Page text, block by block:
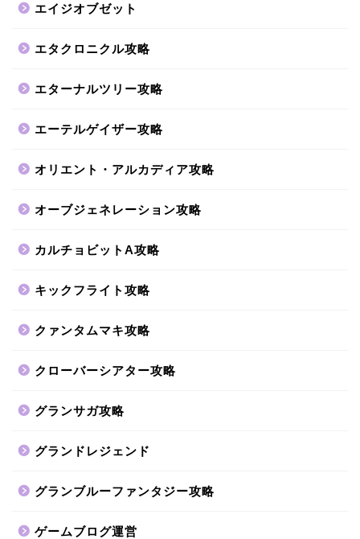
エイジオブゼット
エタクロニクル攻略
エターナルツリー攻略
エーテルゲイザー攻略
オリエント・アルカディア攻略
オーブジェネレーション攻略
カルチョビットA攻略
キックフライト攻略
クァンタムマキ攻略
クローバーシアター攻略
グランサガ攻略
グランドレジェンド
グランブルーファンタジー攻略
ゲームブログ運営